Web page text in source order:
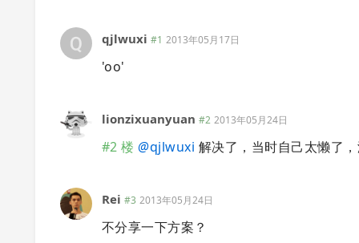
qjlwuxi #1 2013年05月17日
'oo'
lionzixuanyuan #2 2013年05月24日
#2 楼 @qjlwuxi 解决了，当时自己太懒了
Rei #3 2013年05月24日
不分享一下方案？